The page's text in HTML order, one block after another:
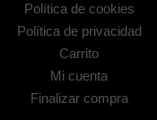
Política de cookies
Política de privacidad
Carrito
Mi cuenta
Finalizar compra